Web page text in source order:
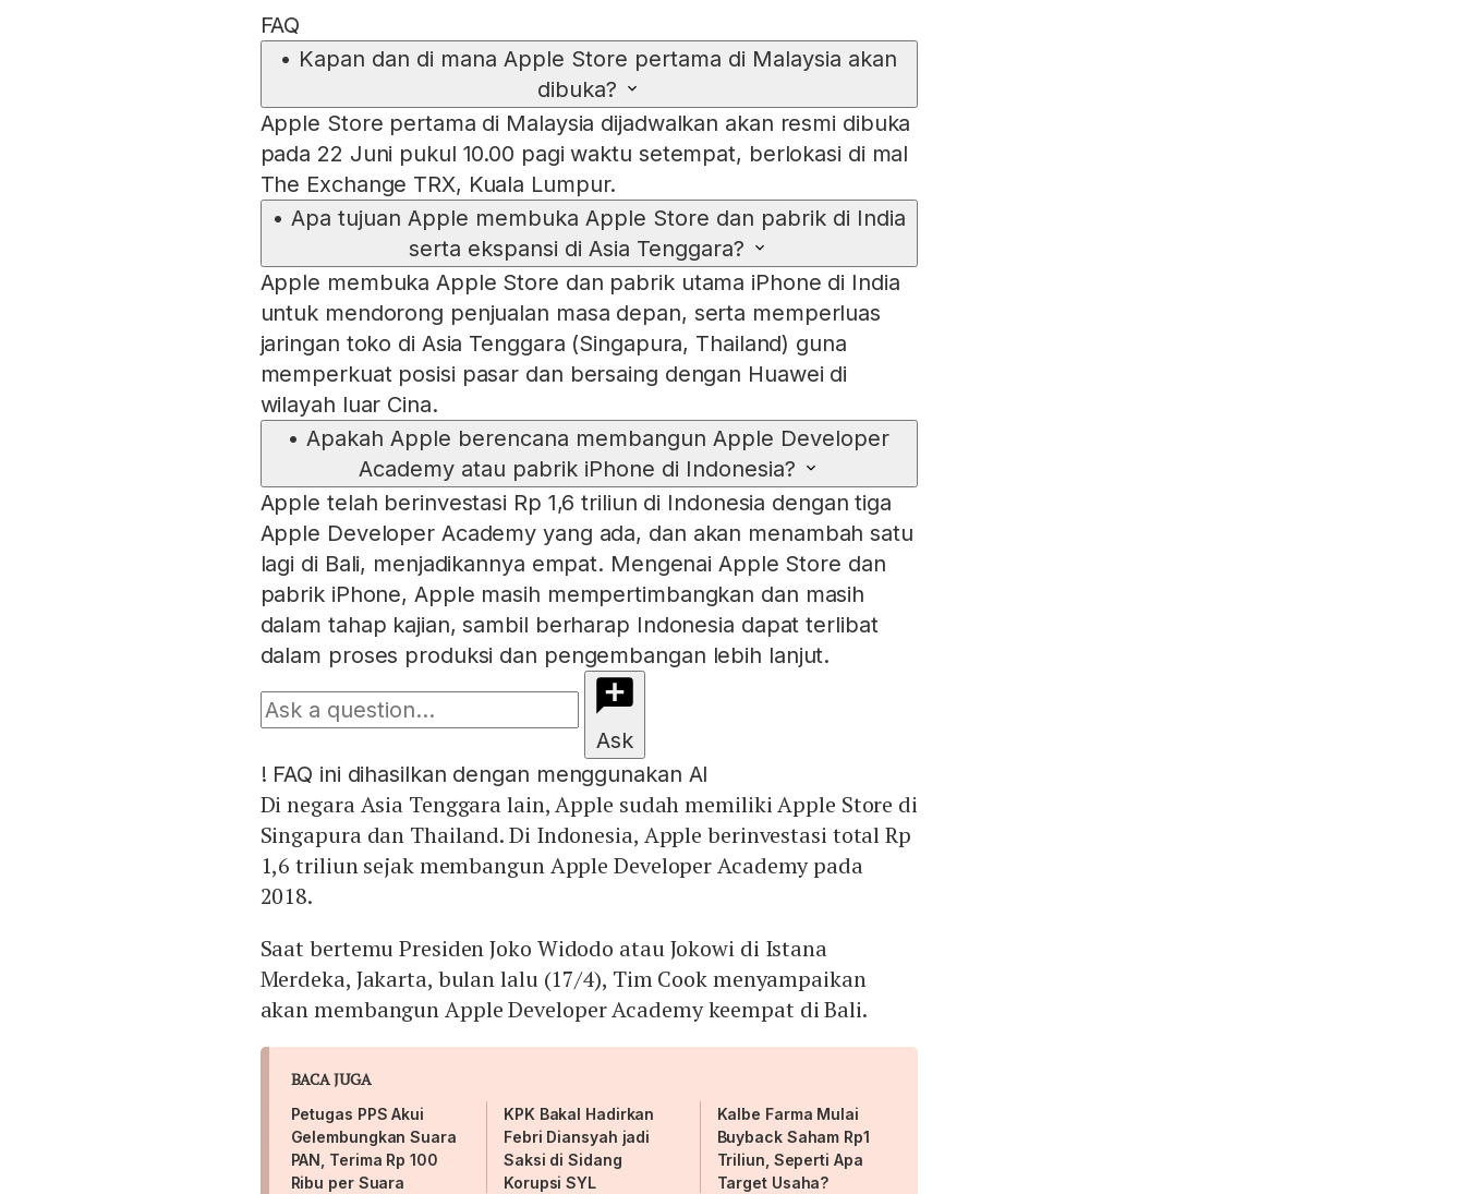
FAQ
• Kapan dan di mana Apple Store pertama di Malaysia akan
dibuka?
Apple Store pertama di Malaysia dijadwalkan akan resmi dibuka
pada 22 Juni pukul 10.00 pagi waktu setempat, berlokasi di mal
The Exchange TRX, Kuala Lumpur.
• Apa tujuan Apple membuka Apple Store dan pabrik di India
serta ekspansi di Asia Tenggara?
Apple membuka Apple Store dan pabrik utama iPhone di India
untuk mendorong penjualan masa depan, serta memperluas
jaringan toko di Asia Tenggara (Singapura, Thailand) guna
memperkuat posisi pasar dan bersaing dengan Huawei di
wilayah luar Cina.
• Apakah Apple berencana membangun Apple Developer
Academy atau pabrik iPhone di Indonesia?
Apple telah berinvestasi Rp 1,6 triliun di Indonesia dengan tiga
Apple Developer Academy yang ada, dan akan menambah satu
lagi di Bali, menjadikannya empat. Mengenai Apple Store dan
pabrik iPhone, Apple masih mempertimbangkan dan masih
dalam tahap kajian, sambil berharap Indonesia dapat terlibat
dalam proses produksi dan pengembangan lebih lanjut.
Ask
! FAQ ini dihasilkan dengan menggunakan AI
Di negara Asia Tenggara lain, Apple sudah memiliki Apple Store di
Singapura dan Thailand. Di Indonesia, Apple berinvestasi total Rp
1,6 triliun sejak membangun Apple Developer Academy pada
2018.
Saat bertemu Presiden Joko Widodo atau Jokowi di Istana
Merdeka, Jakarta, bulan lalu (17/4), Tim Cook menyampaikan
akan membangun Apple Developer Academy keempat di Bali.
BACA JUGA
Petugas PPS Akui
Gelembungkan Suara
PAN, Terima Rp 100
Ribu per Suara
KPK Bakal Hadirkan
Febri Diansyah jadi
Saksi di Sidang
Korupsi SYL
Kalbe Farma Mulai
Buyback Saham Rp1
Triliun, Seperti Apa
Target Usaha?